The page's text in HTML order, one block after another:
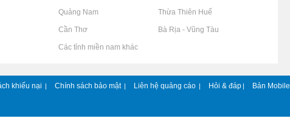
Rao vặt tại Quảng Nam Rao vặt tại Thừa Thiên Huế
Rao vặt tại Cần Thơ Rao vặt tại Bà Rịa - Vũng Tàu
Rao vặt tại Các tỉnh miền nam khác
khiếu nại | Chính sách bảo mật | Liên hệ quảng cáo | Hỏi & đáp | Bản Mobile